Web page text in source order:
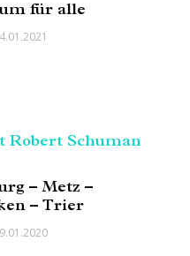
für alle
Robert Schuman
– Metz –
– Trier